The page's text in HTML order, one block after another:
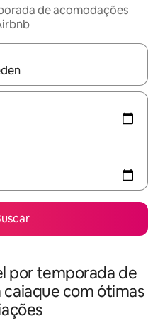
de acomodações
disponíveis, explore-os
por temporada de
com ótimas